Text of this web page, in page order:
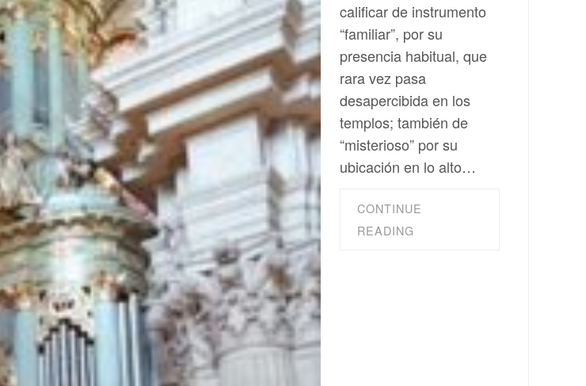
calificar de instrumento
“familiar”, por su
presencia habitual, que
rara vez pasa
desapercibida en los
templos; también de
“misterioso” por su
ubicación en lo alto…
CONTINUE
READING